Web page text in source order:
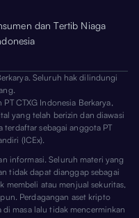
dan Tertib Niaga
Seluruh hak dilindungi
CTXG Indonesia Berkarya,
yang telah berizin dan diawasi
terdaftar sebagai anggota PT
(ICEx).
informasi. Seluruh materi yang
tidak dapat dianggap sebagai
membeli atau menjual sekuritas,
Perdagangan aset kripto
masa lalu tidak mencerminkan